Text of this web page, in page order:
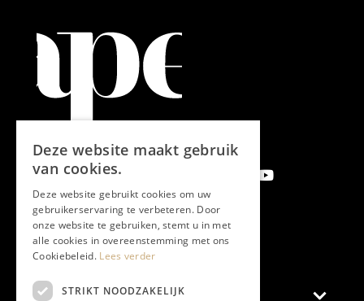
Aanmelden nieuwsbrief
Magazine
Deze website maakt gebruik
van cookies.
Deze website gebruikt cookies om uw
gebruikerservaring te verbeteren. Door
onze website te gebruiken, stemt u in met
alle cookies in overeenstemming met ons
Cookiebeleid. Lees verder
STRIKT NOODZAKELIJK